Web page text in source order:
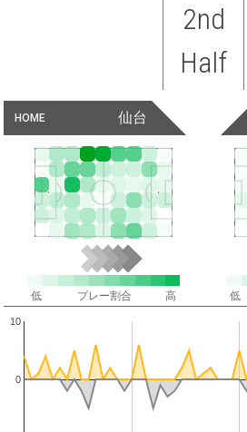
2nd
Half
HOME 仙台
低 プレー割合 高 低
0
10